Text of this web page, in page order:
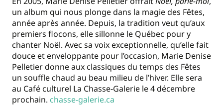
un album qui nous plonge dans la magie des Fêtes,
année après année. Depuis, la tradition veut qu’aux
premiers flocons, elle sillonne le Québec pour y
chanter Noël. Avec sa voix exceptionnelle, qu’elle fait
douce et enveloppante pour l’occasion, Marie Denise
Pelletier donne aux classiques du temps des Fêtes
un souffle chaud au beau milieu de l’hiver. Elle sera
au Café culturel La Chasse-Galerie le 4 décembre
prochain. chasse-galerie.ca